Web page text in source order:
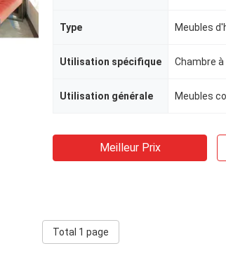
Type
Utilisation spécifique Chambre
Utilisation générale Meubles
Meilleur Prix
Total 1 page